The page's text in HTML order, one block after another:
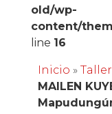
old/wp-
content/
line 16
Inicio »
MAILEN